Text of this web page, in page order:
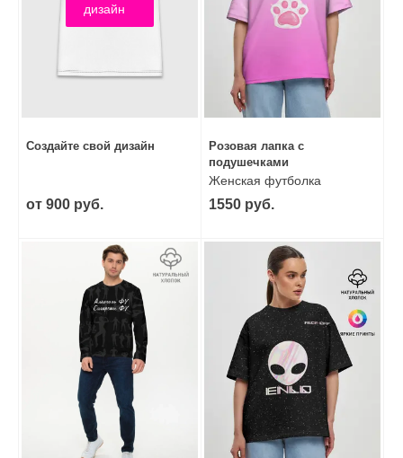
дизайн
Создайте свой дизайн
от 900 руб.
Розовая лапка с
подушечками
Женская футболка
оверсайз
1550 руб.